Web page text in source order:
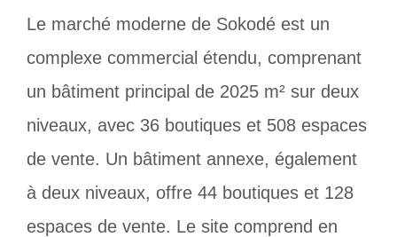
Le marché moderne de Sokodé est un
complexe commercial étendu, comprenant
un bâtiment principal de 2025 m² sur deux
niveaux, avec 36 boutiques et 508 espaces
de vente. Un bâtiment annexe, également
à deux niveaux, offre 44 boutiques et 128
espaces de vente. Le site comprend en